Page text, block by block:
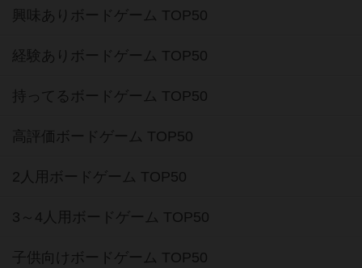
興味ありボードゲーム TOP50
経験ありボードゲーム TOP50
持ってるボードゲーム TOP50
高評価ボードゲーム TOP50
2人用ボードゲーム TOP50
3～4人用ボードゲーム TOP50
子供向けボードゲーム TOP50